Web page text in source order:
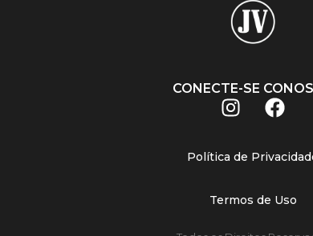
CONECTE-SE
Política de
Termos de Uso